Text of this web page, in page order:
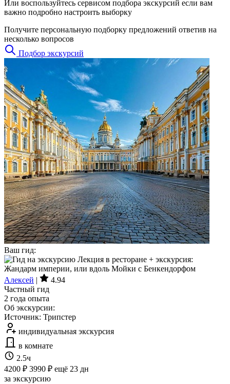
Или воспользуйтесь сервисом подбора экскурсий если вам
важно подробно настроить выборку
Получите персональную подборку предложений ответив на
несколько вопросов
Подбор экскурсий
Ваш гид:
Алексей |
4.94
Частный гид
2 года опыта
Об экскурсии:
Источник: Трипстер
индивидуальная экскурсия
в комнате
2.5ч
4200 ₽ 3990 ₽ ещё 23 дн
за экскурсию